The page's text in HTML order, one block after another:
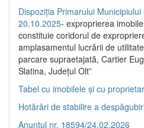
Dispoziția Primarului
20.10.2025- exproprierea
constituie coridorul de
amplasamentul lucrării de
parcare supraetajată, Cartier
Slatina, Județul Olt”
Tabel cu imobilele și cu
Hotărâri de stabilire a
Anunțul nr. 18594/24.02.2026